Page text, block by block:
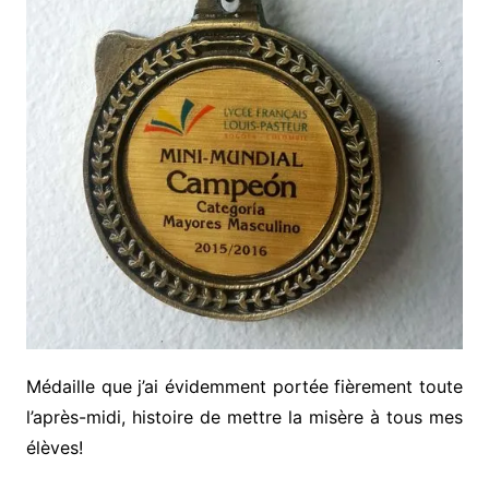
Médaille que j’ai évidemment portée fièrement toute
l’après-midi, histoire de mettre la misère à tous mes
élèves!